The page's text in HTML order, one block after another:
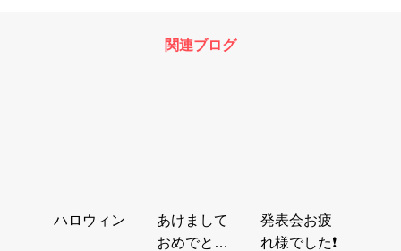
関連ブログ
ハロウィン
あけまして
おめでとう
発表会お疲
れ様でした❗️